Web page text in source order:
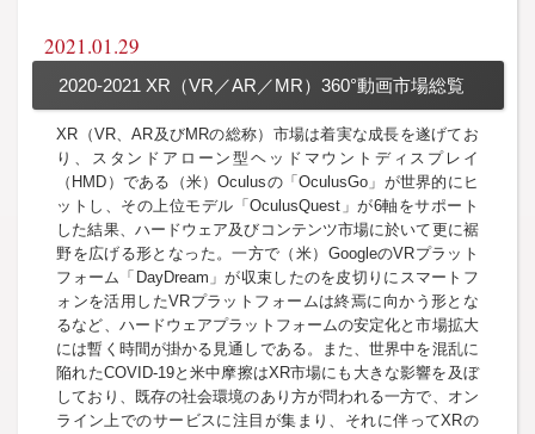
2021.01.29
2020-2021 XR（VR／AR／MR）360°動画市場総覧
XR（VR、AR及びMRの総称）市場は着実な成長を遂げてお
り、スタンドアローン型ヘッドマウントディスプレイ
（HMD）である（米）Oculusの「OculusGo」が世界的にヒ
ットし、その上位モデル「OculusQuest」が6軸をサポート
した結果、ハードウェア及びコンテンツ市場に於いて更に裾
野を広げる形となった。一方で（米）GoogleのVRプラット
フォーム「DayDream」が収束したのを皮切りにスマートフ
ォンを活用したVRプラットフォームは終焉に向かう形とな
るなど、ハードウェアプラットフォームの安定化と市場拡大
には暫く時間が掛かる見通しである。また、世界中を混乱に
陥れたCOVID-19と米中摩擦はXR市場にも大きな影響を及ぼ
しており、既存の社会環境のあり方が問われる一方で、オン
ライン上でのサービスに注目が集まり、それに伴ってXRの